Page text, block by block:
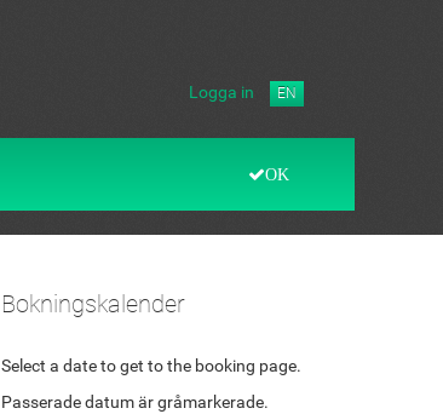
Logga in EN
OK
Bokningskalender
Select a date to get to the booking page.
Passerade datum är gråmarkerade.